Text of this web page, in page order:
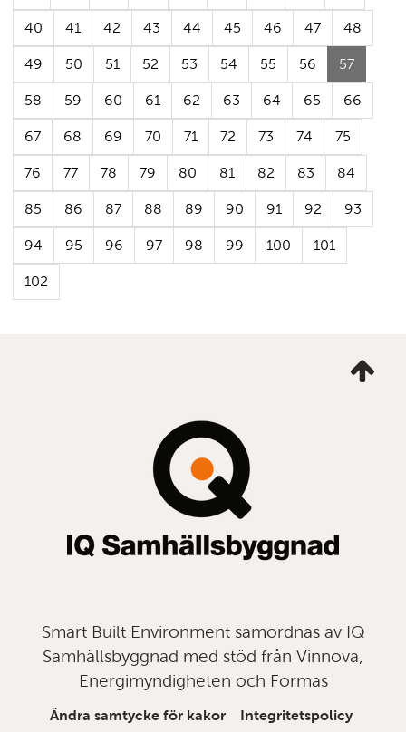
40 41 42 43 44 45 46 47 48
49 50 51 52 53 54 55 56 57(Aktuell
sida)
58
59 60 61 62 63 64 65 66
67 68 69 70 71 72 73 74 75
76 77 78 79 80 81 82 83 84
85 86 87 88 89 90 91 92 93
94 95 96 97 98 99 100 101
102
mig
Smart Built Environment samordnas av IQ
Samhällsbyggnad med stöd från Vinnova,
Energimyndigheten och Formas
Ändra samtycke för kakor Integritetspolicy